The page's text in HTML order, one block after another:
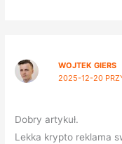
WOJTEK GIERS
2025-12-20
Dobry artykuł.
Lekka krypto reklama